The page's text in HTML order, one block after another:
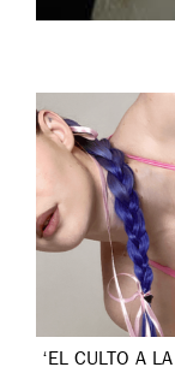
‘EL CULTO A